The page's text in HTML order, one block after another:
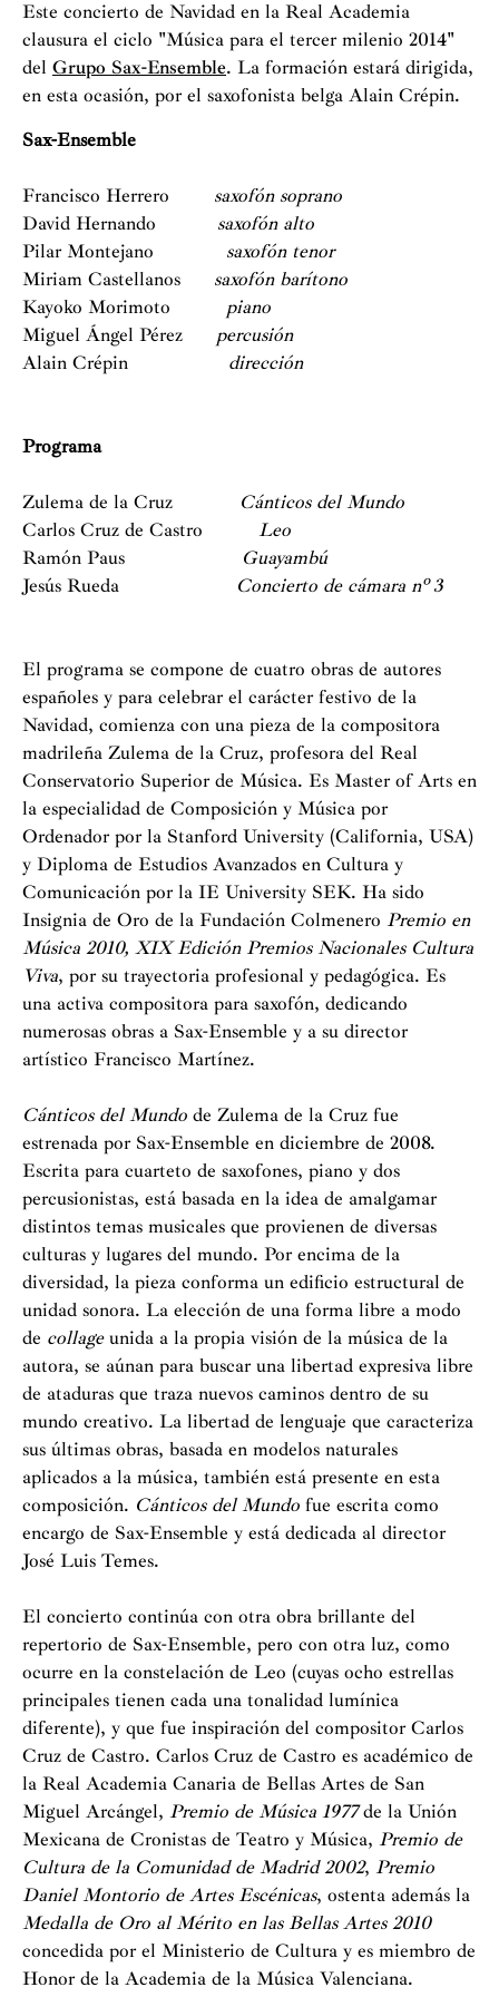
aportación a la música española en sus diez años de
existencia. Son numerosos los autores que les han
dedicado su música y el grupo ha efectuado más de
europeos y americanos. El catálogo de discos de Sax-
de autores españoles y del resto de Europa, entre los
cuales cabe destacar el primer “monográfico de obras
para saxofón” de compositores como Edison Denisov o
Zulema de la Cruz, junto con otros monográficos de
Tomás Marco, Cristóbal Halffter, Luis de Pablo, Carlos
Cruz de Castro, Claudio Prieto, etc. Además, han
publicado dos DVD’s monográficos de los compositores
En la actualidad Sax-Ensemble está formado por
Montejano y Miriam Castellanos (saxofones), María
Antonia Rodríguez (flauta), Nerea Meyer (clarinete),
María Saiz (violín), Pilar Serrano (violonchelo), Alberto
Román, Miguel Ángel Pérez y Antonio Domingo
artística de Francisco Martínez.
Este concierto de Navidad en la Real Academia
clausura el ciclo "Música para el tercer milenio 2014"
del Grupo Sax-Ensemble. La formación estará dirigida,
en esta ocasión, por el saxofonista belga Alain Crépin.
Sax-Ensemble
Francisco Herrero saxofón soprano
David Hernando saxofón alto
Pilar Montejano saxofón tenor
Miriam Castellanos saxofón barítono
Kayoko Morimoto piano
Miguel Ángel Pérez percusión
Alain Crépin dirección
Programa
Zulema de la Cruz Cánticos del Mundo
Carlos Cruz de Castro Leo
Ramón Paus Guayambú
Jesús Rueda Concierto de cámara nº 3
El programa se compone de cuatro obras de autores
españoles y para celebrar el carácter festivo de la
Navidad, comienza con una pieza de la compositora
madrileña Zulema de la Cruz, profesora del Real
Conservatorio Superior de Música. Es Master of Arts en
la especialidad de Composición y Música por
Ordenador por la Stanford University (California, USA)
y Diploma de Estudios Avanzados en Cultura y
Comunicación por la IE University SEK. Ha sido
Insignia de Oro de la Fundación Colmenero Premio en
Música 2010, XIX Edición Premios Nacionales Cultura
Viva, por su trayectoria profesional y pedagógica. Es
una activa compositora para saxofón, dedicando
numerosas obras a Sax-Ensemble y a su director
artístico Francisco Martínez.
Cánticos del Mundo de Zulema de la Cruz fue
estrenada por Sax-Ensemble en diciembre de 2008.
Escrita para cuarteto de saxofones, piano y dos
percusionistas, está basada en la idea de amalgamar
distintos temas musicales que provienen de diversas
culturas y lugares del mundo. Por encima de la
diversidad, la pieza conforma un edificio estructural de
unidad sonora. La elección de una forma libre a modo
de collageunida a la propia visión de la música de la
autora, se aúnan para buscar una libertad expresiva libre
de ataduras que traza nuevos caminos dentro de su
mundo creativo. La libertad de lenguaje que caracteriza
sus últimas obras, basada en modelos naturales
aplicados a la música, también está presente en esta
composición. Cánticos del Mundo fue escrita como
encargo de Sax-Ensemble y está dedicada al director
José Luis Temes.
El concierto continúa con otra obra brillante del
repertorio de Sax-Ensemble, pero con otra luz, como
ocurre en la constelación de Leo (cuyas ocho estrellas
principales tienen cada una tonalidad lumínica
diferente), y que fue inspiración del compositor Carlos
Cruz de Castro. Carlos Cruz de Castro es académico de
la Real Academia Canaria de Bellas Artes de San
Miguel Arcángel, Premio de Música 1977de la Unión
Mexicana de Cronistas de Teatro y Música, Premio de
Cultura de la Comunidad de Madrid 2002, Premio
Daniel Montorio de Artes Escénicas, ostenta además la
Medalla de Oro al Mérito en las Bellas Artes 2010
concedida por el Ministerio de Cultura y es miembro de
Honor de la Academia de la Música Valenciana.